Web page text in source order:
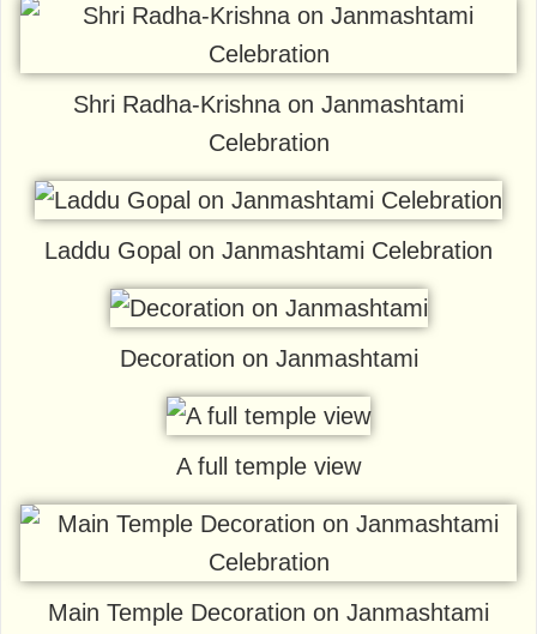
Shri Radha-Krishna on Janmashtami
Celebration
Laddu Gopal on Janmashtami Celebration
Decoration on Janmashtami
A full temple view
Main Temple Decoration on Janmashtami